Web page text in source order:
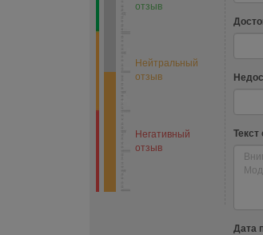
отзыв
Нейтральный
отзыв
Негативный
отзыв
Текст
Дата